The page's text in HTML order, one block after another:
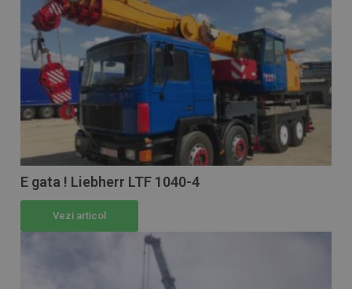
E gata ! Liebherr LTF 1040-4
Vezi articol